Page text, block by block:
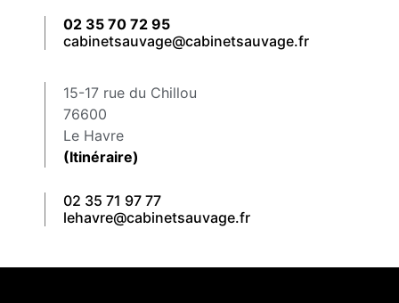
02 35 70 72 95
cabinetsauvage@cabinetsauvage.fr
15-17 rue du Chillou
76600
Le Havre
(Itinéraire)
02 35 71 97 77
lehavre@cabinetsauvage.fr